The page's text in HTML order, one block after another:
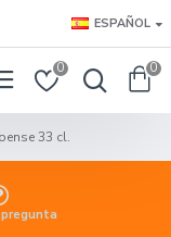
ESPAÑOL
0 0
33 cl.
pregunta